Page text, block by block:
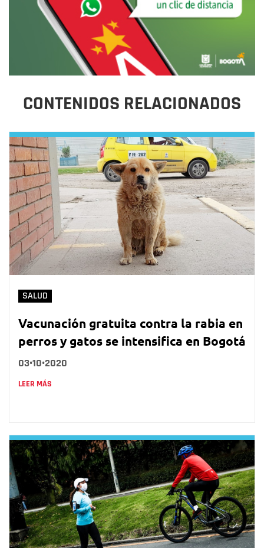
CONTENIDOS RELACIONADOS
SALUD
Vacunación gratuita contra la rabia en
perros y gatos se intensifica en Bogotá
03•10•2020
LEER MÁS